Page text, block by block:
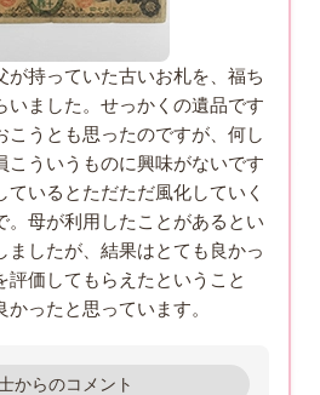
が持っていた古いお札を、福ち
いました。せっかくの遺品です
こうとも思ったのですが、何し
こういうものに興味がないです
いるとただただ風化していく
母が利用したことがあるとい
ましたが、結果はとても良かっ
評価してもらえたということ
ったと思っています。
からのコメント